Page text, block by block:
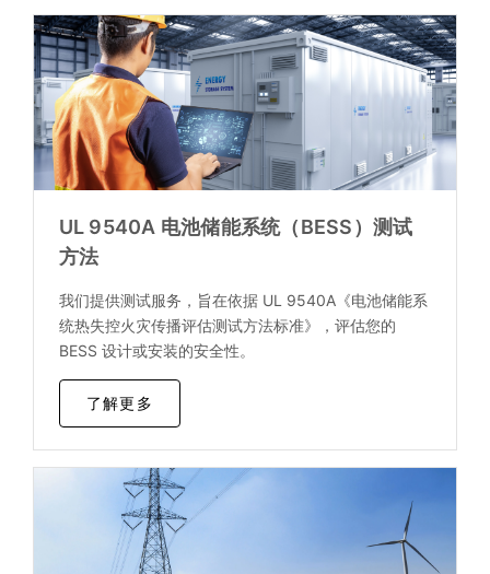
UL 9540A 电池储能系统（BESS）测试
方法
我们提供测试服务，旨在依据 UL 9540A《电池储能系
统热失控火灾传播评估测试方法标准》，评估您的
BESS 设计或安装的安全性。
了解更多